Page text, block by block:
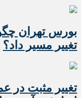
بورس تهران
تغییر مسیر داد؟
تغییر مثبت در